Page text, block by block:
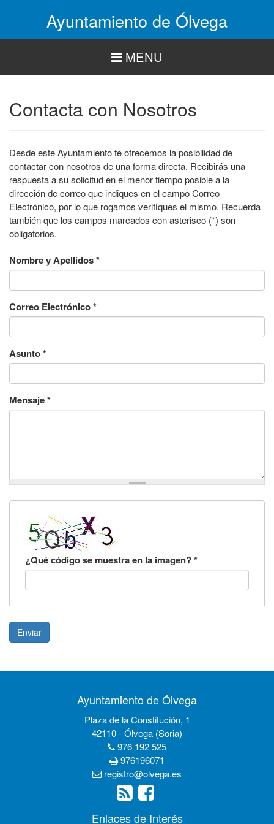
Ayuntamiento de Ólvega
MENU
Contacta con Nosotros
Desde este Ayuntamiento te ofrecemos la posibilidad de
contactar con nosotros de una forma directa. Recibirás una
respuesta a su solicitud en el menor tiempo posible a la
dirección de correo que indiques en el campo Correo
Electrónico, por lo que rogamos verifiques el mismo. Recuerda
también que los campos marcados con asterisco (*) son
obligatorios.
Nombre y Apellidos*
Correo Electrónico*
Asunto*
Mensaje*
¿Qué código se muestra en la imagen?*
Enviar
Ayuntamiento de Ólvega
Plaza de la Constitución, 1
42110 - Ólvega (Soria)
976 192 525
976196071
registro@olvega.es
Enlaces de Interés